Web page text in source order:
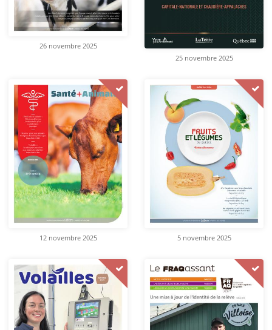
26 novembre 2025
25 novembre 2025
12 novembre 2025 5 novembre 2025